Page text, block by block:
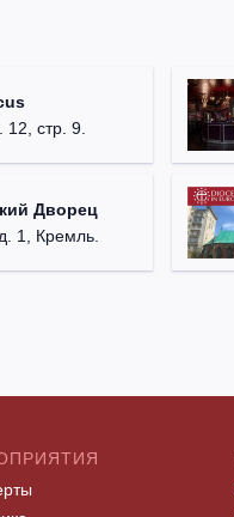
стр. 9.
Дворец
1, Кремль.